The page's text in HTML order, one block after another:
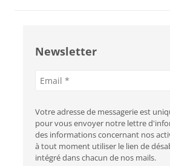
Newsletter
Adresse
mail
Votre adresse de messagerie est
pour vous envoyer notre lettre
des informations concernant nos
à tout moment utiliser le lien de
intégré dans chacun de nos mails.